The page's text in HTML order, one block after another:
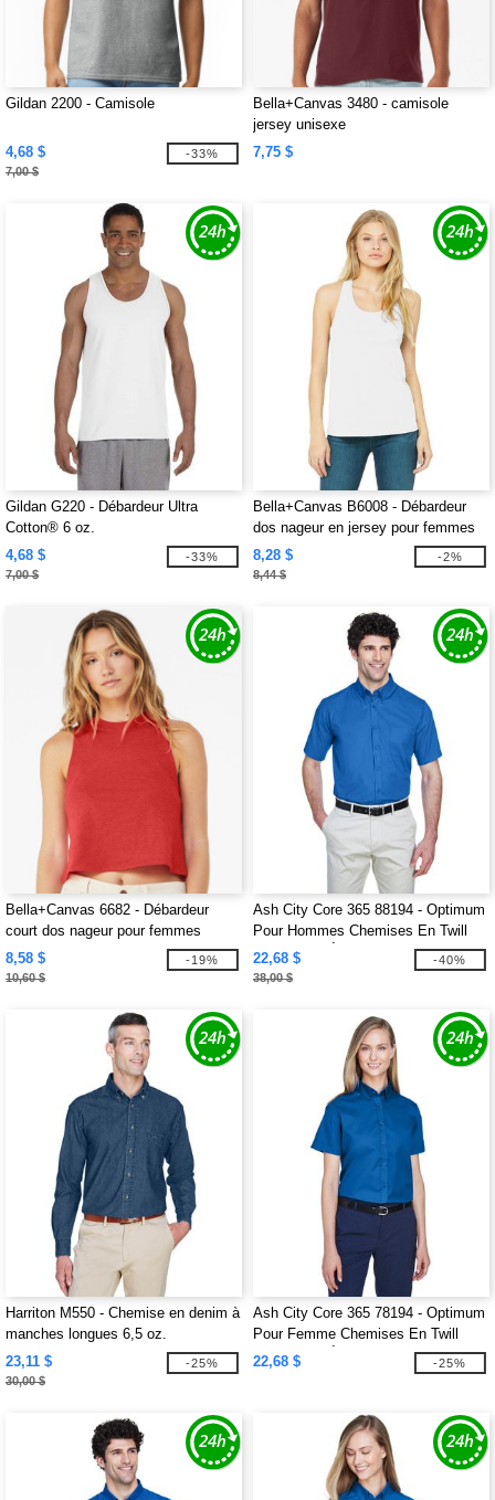
Gildan 2200 - Camisole
4,68 $
7,00 $
-33%
Bella+Canvas 3480 - camisole
jersey unisexe
7,75 $
Gildan G220 - Débardeur Ultra
Cotton® 6 oz.
4,68 $
7,00 $
-33%
Bella+Canvas B6008 - Débardeur
dos nageur en jersey pour femmes
8,28 $
8,44 $
-2%
Bella+Canvas 6682 - Débardeur
court dos nageur pour femmes
8,58 $
10,60 $
-19%
Ash City Core 365 88194 - Optimum
Pour Hommes Chemises En Twill
Core 365™ À Manches Courtes
22,68 $
38,00 $
-40%
Harriton M550 - Chemise en denim à
manches longues 6,5 oz.
23,11 $
30,00 $
-25%
Ash City Core 365 78194 - Optimum
Pour Femme Chemises En Twill
Core 365™ À Manches Courtes
22,68 $ -25%